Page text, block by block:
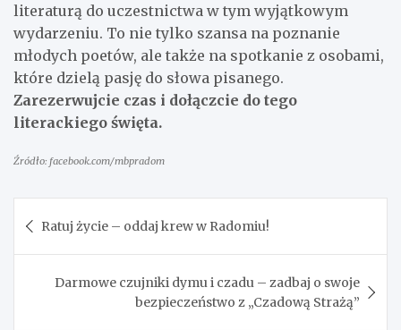
literaturą do uczestnictwa w tym wyjątkowym
wydarzeniu. To nie tylko szansa na poznanie
młodych poetów, ale także na spotkanie z osobami,
które dzielą pasję do słowa pisanego.
Zarezerwujcie czas i dołączcie do tego
literackiego święta.
Źródło: facebook.com/mbpradom
wpisu
Ratuj życie – oddaj krew w Radomiu!
Darmowe czujniki dymu i czadu – zadbaj o swoje
bezpieczeństwo z „Czadową Strażą”